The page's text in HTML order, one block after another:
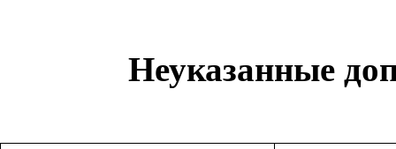
Неуказанные